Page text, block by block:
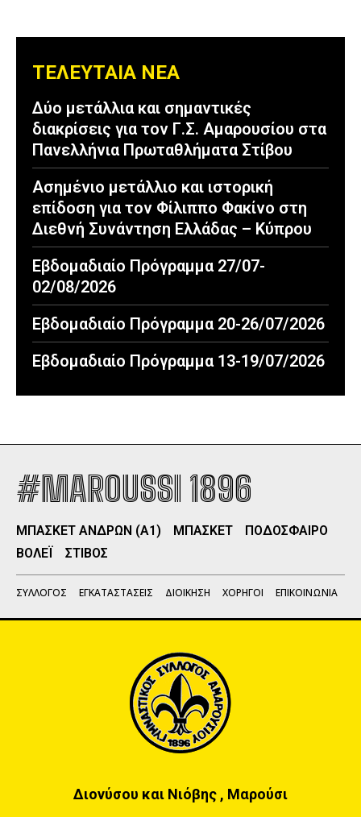
ΤΕΛΕΥΤΑΙΑ ΝΕΑ
Δύο μετάλλια και σημαντικές
διακρίσεις για τον Γ.Σ. Αμαρουσίου στα
Πανελλήνια Πρωταθλήματα Στίβου
Ασημένιο μετάλλιο και ιστορική
επίδοση για τον Φίλιππο Φακίνο στη
Διεθνή Συνάντηση Ελλάδας – Κύπρου
Εβδομαδιαίο Πρόγραμμα 27/07-
02/08/2026
Εβδομαδιαίο Πρόγραμμα 20-26/07/2026
Εβδομαδιαίο Πρόγραμμα 13-19/07/2026
#MAROUSSI 1896
ΜΠΑΣΚΕΤ ΑΝΔΡΩΝ (Α1) ΜΠΑΣΚΕΤ
ΠΟΔΟΣΦΑΙΡΟ
ΒΟΛΕΪ
ΣΤΙΒΟΣ
ΣΥΛΛΟΓΟΣ ΕΓΚΑΤΑΣΤΑΣΕΙΣ ΔΙΟΙΚΗΣΗ ΧΟΡΗΓΟΙ ΕΠΙΚΟΙΝΩΝΙΑ
Διονύσου και Νιόβης , Μαρούσι